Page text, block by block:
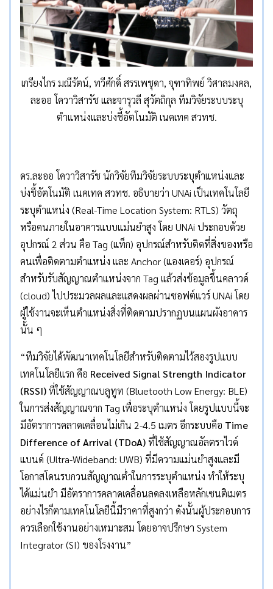
เกรียงไกร มณีรัตน์, ทวีศักดิ์ สรรเพชุดา, จุฑาทิพย์ วิศาลมงคล,
ละออ โควาวิสารัช และจารุวลี สุวัตถิกุล ทีมวิจัยระบบระบุ
ตำแหน่งและบ่งชี้อัตโนมัติ เนคเทค สวทช.
ดร.ละออ โควาวิสารัช นักวิจัยทีมวิจัยระบบระบุตำแหน่งและ
บ่งชี้อัตโนมัติ เนคเทค สวทช. อธิบายว่า UNAi เป็นเทคโนโลยี
ระบุตำแหน่ง (Real-Time Location System: RTLS) วัตถุ
หรือคนภายในอาคารแบบแม่นยำสูง โดย UNAi ประกอบด้วย
อุปกรณ์ 2 ส่วน คือ Tag (แท็ก) อุปกรณ์สำหรับติดที่สิ่งของหรือ
คนเพื่อติดตามตำแหน่ง และ Anchor (แองเคอร์) อุปกรณ์
สำหรับรับสัญญาณตำแหน่งจาก Tag แล้วส่งข้อมูลขึ้นคลาวด์
(cloud) ไปประมวลผลและแสดงผลผ่านซอฟต์แวร์ UNAi โดย
ผู้ใช้งานจะเห็นตำแหน่งสิ่งที่ติดตามปรากฏบนแผนผังอาคาร
นั้น ๆ
“ทีมวิจัยได้พัฒนาเทคโนโลยีสำหรับติดตามไว้สองรูปแบบ
เทคโนโลยีแรก คือ Received Signal Strength Indicator
(RSSI)ที่ใช้สัญญาณบลูทูท (Bluetooth Low Energy: BLE)
ในการส่งสัญญาณจาก Tag เพื่อระบุตำแหน่ง โดยรูปแบบนี้จะ
มีอัตราการคลาดเคลื่อนไม่เกิน 2-4.5 เมตร อีกระบบคือ Time
Difference of Arrival (TDoA)ที่ใช้สัญญาณอัลตราไวด์
แบนด์ (Ultra-Wideband: UWB) ที่มีความแม่นยำสูงและมี
โอกาสโดนรบกวนสัญญาณต่ำในการระบุตำแหน่ง ทำให้ระบุ
ได้แม่นยำ มีอัตราการคลาดเคลื่อนลดลงเหลือหลักเซนติเมตร
อย่างไรก็ตามเทคโนโลยีนี้มีราคาที่สูงกว่า ดังนั้นผู้ประกอบการ
ควรเลือกใช้งานอย่างเหมาะสม โดยอาจปรึกษา System
Integrator (SI) ของโรงงาน”